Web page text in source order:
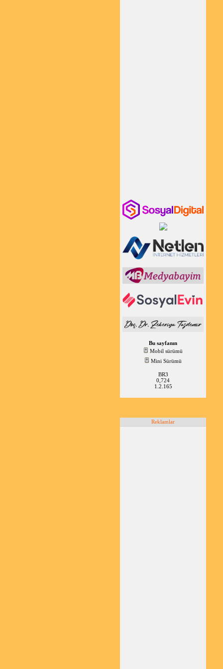
Bu sayfanın
Mobil sürümü
Mini Sürümü
BR3
0,724
1.2.165
Reklamlar